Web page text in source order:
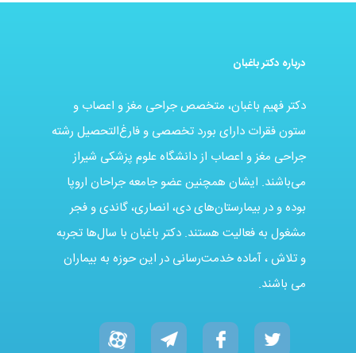
درباره دکتر باغبان
دکتر فهیم باغبان، متخصص جراحی مغز و اعصاب و
ستون فقرات دارای بورد تخصصی و فارغ‌التحصیل رشته
جراحی مغز و اعصاب از دانشگاه علوم پزشکی شیراز
می‌باشند. ایشان همچنین عضو جامعه جراحان اروپا
بوده و در بیمارستان‌های دی، انصاری، گاندی و فجر
مشغول به فعالیت هستند. دکتر باغبان با سال‌ها تجربه
و تلاش ، آماده خدمت‌رسانی در این حوزه به بیماران
می باشند.